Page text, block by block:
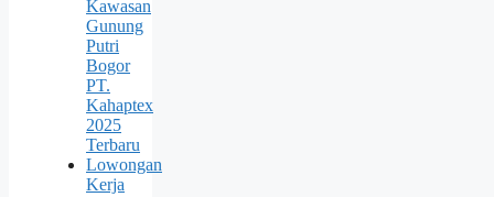
Kawasan
Gunung
Putri
Bogor
PT.
Kahaptex
2025
Terbaru
Lowongan
Kerja